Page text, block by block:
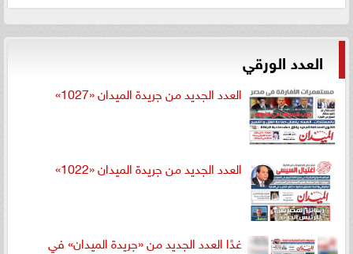
العدد الورقي
العدد الجديد من جريدة الميدان «1027»
العدد الجديد من جريدة الميدان «1022»
غدًا العدد الجديد من «جريدة الميدان» في